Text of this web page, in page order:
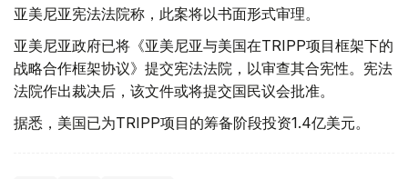
亚美尼亚宪法法院称，此案将以书面形式审理。
亚美尼亚政府已将《亚美尼亚与美国在TRIPP项目框架下的
战略合作框架协议》提交宪法法院，以审查其合宪性。宪法
法院作出裁决后，该文件或将提交国民议会批准。
据悉，美国已为TRIPP项目的筹备阶段投资1.4亿美元。